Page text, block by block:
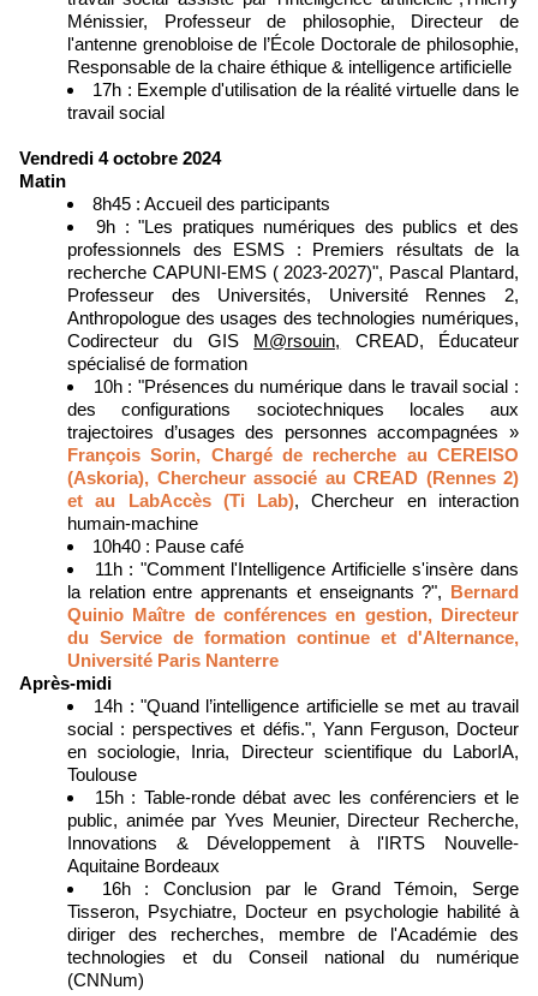
Ménissier, Professeur de philosophie, Directeur de
l'antenne grenobloise de l’École Doctorale de philosophie,
Responsable de la chaire éthique & intelligence artificielle
17h : Exemple d'utilisation de la réalité virtuelle dans le
travail social
Vendredi 4 octobre 2024
Matin
8h45 : Accueil des participants
9h : "Les pratiques numériques des publics et des
professionnels des ESMS : Premiers résultats de la
recherche CAPUNI-EMS ( 2023-2027)", Pascal Plantard,
Professeur des Universités, Université Rennes 2,
Anthropologue des usages des technologies numériques,
Codirecteur du GIS M@rsouin, CREAD, Éducateur
spécialisé de formation
10h : "Présences du numérique dans le travail social :
des configurations sociotechniques locales aux
trajectoires d’usages des personnes accompagnées »
François Sorin, Chargé de recherche au CEREISO
(Askoria), Chercheur associé au CREAD (Rennes 2)
et au LabAccès (Ti Lab), Chercheur en interaction
humain-machine
10h40 : Pause café
11h : "Comment l'Intelligence Artificielle s'insère dans
la relation entre apprenants et enseignants ?", Bernard
Quinio Maître de conférences en gestion, Directeur
du Service de formation continue et d'Alternance,
Université Paris Nanterre
Après-midi
14h : "Quand l’intelligence artificielle se met au travail
social : perspectives et défis.", Yann Ferguson, Docteur
en sociologie, Inria, Directeur scientifique du LaborIA,
Toulouse
15h : Table-ronde débat avec les conférenciers et le
public, animée par Yves Meunier, Directeur Recherche,
Innovations & Développement à l'IRTS Nouvelle-
Aquitaine Bordeaux
16h : Conclusion par le Grand Témoin, Serge
Tisseron, Psychiatre, Docteur en psychologie habilité à
diriger des recherches, membre de l'Académie des
technologies et du Conseil national du numérique
(CNNum)